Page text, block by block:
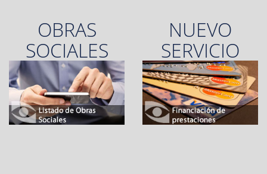
OBRAS
SOCIALES
NUEVO
SERVICIO